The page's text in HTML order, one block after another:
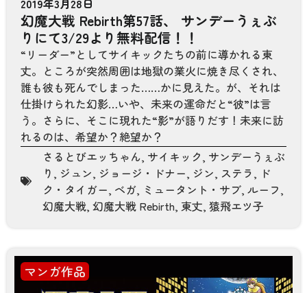
2019年3月28日
幻魔大戦 Rebirth第57話、 サンデーうぇぶ
りにて3/29より無料配信！！
“リーダー”としてサイキックたちの前に導かれる東
丈。ところが突然周囲は地獄の業火に焼き尽くされ、
誰も彼も死んでしまった……かに見えた。が、それは
仕掛けられた幻影…いや、未来の運命だと“彼”は言
う。さらに、そこに現れた“影”が語りだす！未来に訪
れるのは、希望か？絶望か？
さるとびエッちゃん, サイキック, サンデーうぇぶ
り , ジュン, ジョージ・ドナー, ジン, ステラ, ド
ク・タイガー, ベガ, ミュータント・サブ, ルーフ,
幻魔大戦, 幻魔大戦 Rebirth, 東丈, 猿飛エツ子
マンガ作品